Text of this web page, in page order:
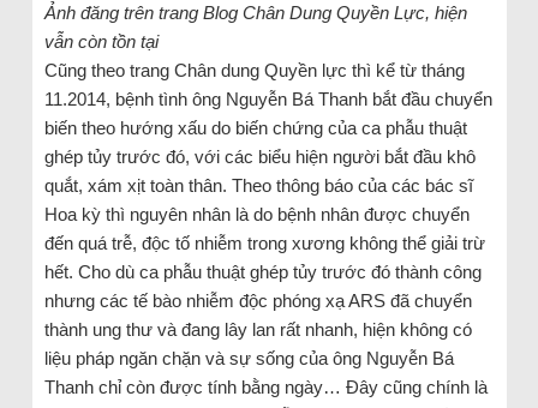
Ảnh đăng trên trang Blog Chân Dung Quyền Lực, hiện
vẫn còn tồn tại
Cũng theo trang Chân dung Quyền lực thì kể từ tháng
11.2014, bệnh tình ông Nguyễn Bá Thanh bắt đầu chuyển
biến theo hướng xấu do biến chứng của ca phẫu thuật
ghép tủy trước đó, với các biểu hiện người bắt đầu khô
quắt, xám xịt toàn thân. Theo thông báo của các bác sĩ
Hoa kỳ thì nguyên nhân là do bệnh nhân được chuyển
đến quá trễ, độc tố nhiễm trong xương không thể giải trừ
hết. Cho dù ca phẫu thuật ghép tủy trước đó thành công
nhưng các tế bào nhiễm độc phóng xạ ARS đã chuyển
thành ung thư và đang lây lan rất nhanh, hiện không có
liệu pháp ngăn chặn và sự sống của ông Nguyễn Bá
Thanh chỉ còn được tính bằng ngày… Đây cũng chính là